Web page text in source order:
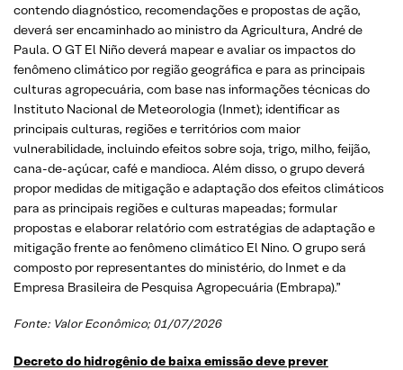
contendo diagnóstico, recomendações e propostas de ação,
deverá ser encaminhado ao ministro da Agricultura, André de
Paula. O GT El Niño deverá mapear e avaliar os impactos do
fenômeno climático por região geográfica e para as principais
culturas agropecuária, com base nas informações técnicas do
Instituto Nacional de Meteorologia (Inmet); identificar as
principais culturas, regiões e territórios com maior
vulnerabilidade, incluindo efeitos sobre soja, trigo, milho, feijão,
cana-de-açúcar, café e mandioca. Além disso, o grupo deverá
propor medidas de mitigação e adaptação dos efeitos climáticos
para as principais regiões e culturas mapeadas; formular
propostas e elaborar relatório com estratégias de adaptação e
mitigação frente ao fenômeno climático El Nino. O grupo será
composto por representantes do ministério, do Inmet e da
Empresa Brasileira de Pesquisa Agropecuária (Embrapa).”
Fonte: Valor Econômico; 01/07/2026
Decreto do hidrogênio de baixa emissão deve prever